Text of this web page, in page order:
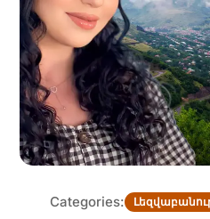
Categories: